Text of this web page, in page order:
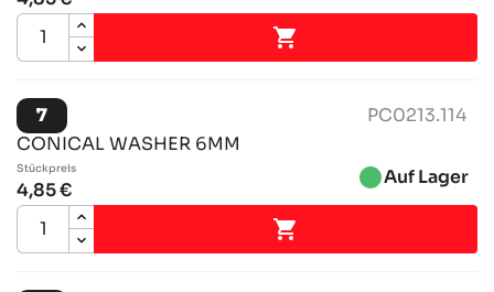

7
PC0213.114
CONICAL WASHER 6MM
Stückpreis
4,85 € brightness_1Auf Lager
